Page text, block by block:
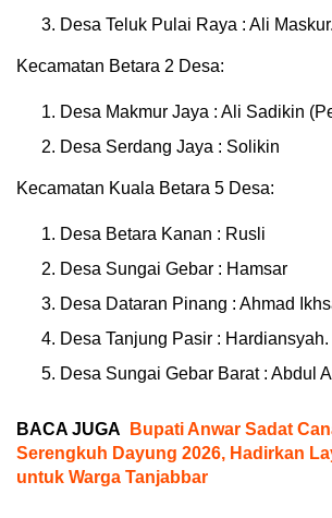
Desa Teluk Pulai Raya : Ali Maskur.
Kecamatan Betara 2 Desa:
Desa Makmur Jaya : Ali Sadikin
Desa Serdang Jaya : Solikin
Kecamatan Kuala Betara 5 Desa:
Desa Betara Kanan : Rusli
Desa Sungai Gebar : Hamsar
Desa Dataran Pinang : Ahmad
Desa Tanjung Pasir : Hardiansyah.
Desa Sungai Gebar Barat : Abdul
BACA JUGA
Bupati Anwar Sadat
Serengkuh Dayung 2026, Hadirkan
untuk Warga Tanjabbar